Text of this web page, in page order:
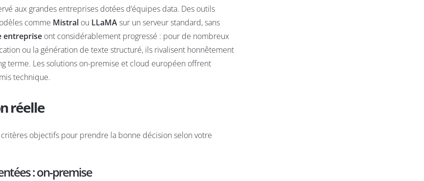
aux grandes entreprises dotées d’équipes data. Des outils
comme Mistral ou LLaMAsur un serveur standard, sans
entreprise ont considérablement progressé : pour de nombreux
ou la génération de texte structuré, ils rivalisent honnêtement
terme. Lessolutions on-premise et cloud européen offrent
technique.
réelle
objectifs pour prendre la bonne décision selon votre
: on-premise